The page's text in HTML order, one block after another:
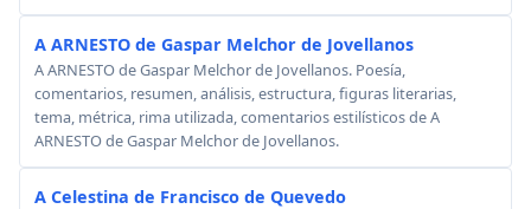
A ARNESTO de Gaspar Melchor de Jovellanos
A ARNESTO de Gaspar Melchor de Jovellanos. Poesía,
comentarios, resumen, análisis, estructura, figuras literarias,
tema, métrica, rima utilizada, comentarios estilísticos de A
ARNESTO de Gaspar Melchor de Jovellanos.
A Celestina de Francisco de Quevedo